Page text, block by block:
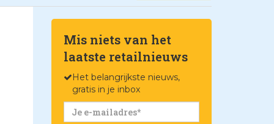
Mis niets van het
laatste retailnieuws
Het belangrijkste nieuws,
gratis in je inbox